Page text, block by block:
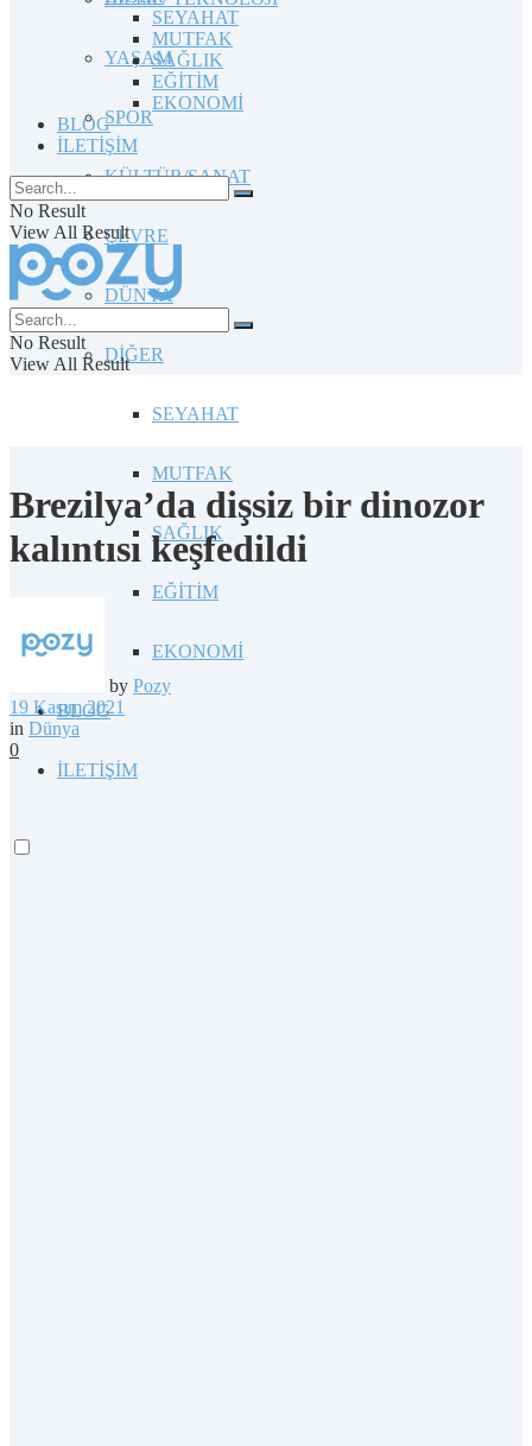
YAŞAM
SPOR
KÜLTÜR/SANAT
ÇEVRE
DÜNYA
DİĞER
SEYAHAT
MUTFAK
SAĞLIK
EĞİTİM
EKONOMİ
BLOG
İLETİŞİM
SEYAHAT
MUTFAK
SAĞLIK
EĞİTİM
EKONOMİ
BLOG
İLETİŞİM
No Result
View All Result
No Result
View All Result
Brezilya’da dişsiz bir dinozor
kalıntısı keşfedildi
by Pozy
19 Kasım 2021
in Dünya
0